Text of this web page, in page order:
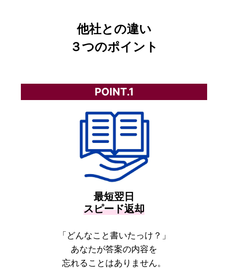
他社との違い
３つのポイント
POINT.1
最短翌日
スピード返却
「どんなこと書いたっけ？」
あなたが答案の内容を
忘れることはありません。